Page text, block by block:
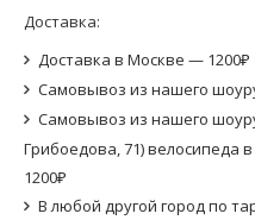
Доставка:
Доставка в Москве — 1200₽
Самовывоз из нашего
Самовывоз из нашего
Грибоедова, 71) велосипеда
1200₽
В любой другой город по